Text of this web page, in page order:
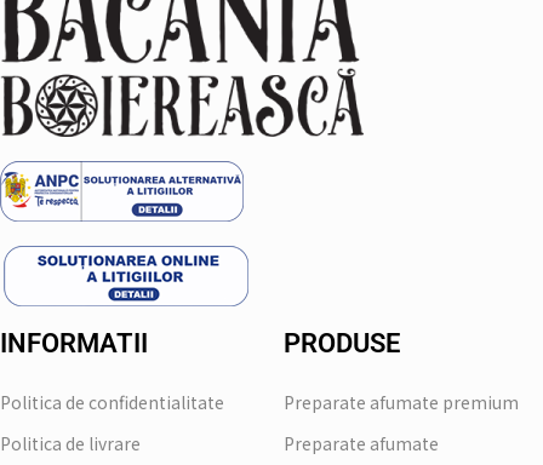
INFORMATII
Politica de confidentialitate
Politica de livrare
PRODUSE
Preparate afumate premium
Preparate afumate